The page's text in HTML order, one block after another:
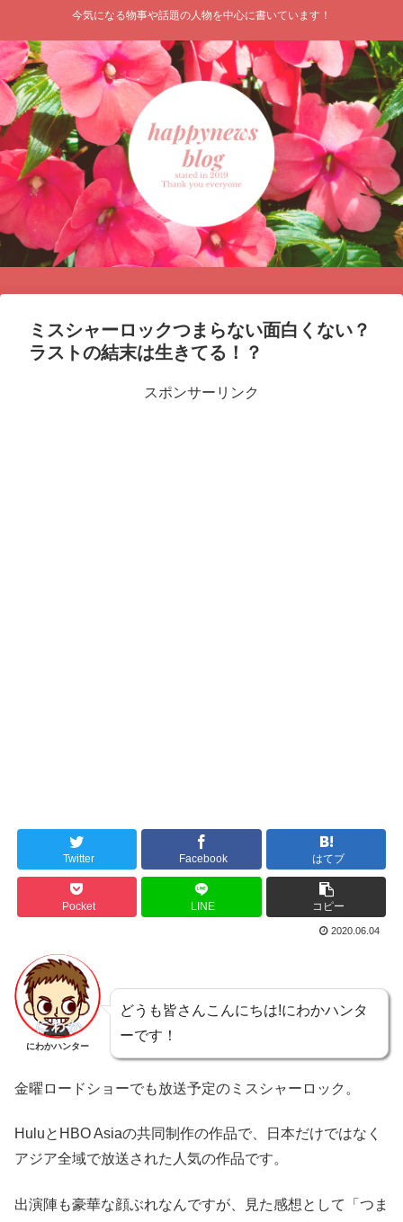
今気になる物事や話題の人物を中心に書いています！
ミスシャーロックつまらない面白くない？
ラストの結末は生きてる！？
スポンサーリンク
Twitter Facebook はてブ
Pocket LINE コピー
2020.06.04
にわかハンター
どうも皆さんこんにちは!にわかハンタ
ーです！
金曜ロードショーでも放送予定のミスシャーロック。
HuluとHBO Asiaの共同制作の作品で、日本だけではなく
アジア全域で放送された人気の作品です。
出演陣も豪華な顔ぶれなんですが、見た感想として「つま